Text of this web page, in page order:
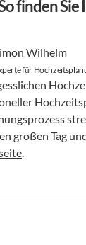
finden
Wilhelm
für
großen Tag
.